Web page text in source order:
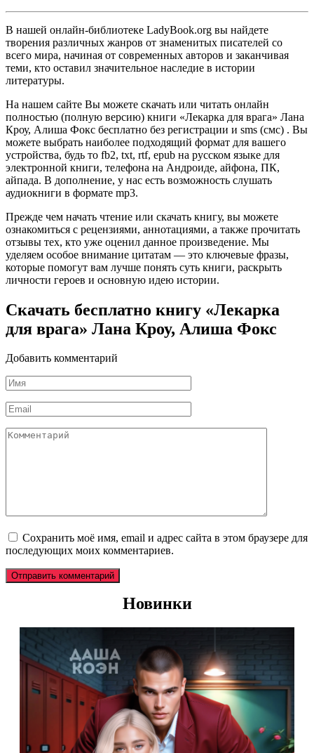
В нашей онлайн-библиотеке LadyBook.org вы найдете
творения различных жанров от знаменитых писателей со
всего мира, начиная от современных авторов и заканчивая
теми, кто оставил значительное наследие в истории
литературы.
На нашем сайте Вы можете скачать или читать онлайн
полностью (полную версию) книги «Лекарка для врага» Лана
Кроу, Алиша Фокс бесплатно без регистрации и sms (смс) . Вы
можете выбрать наиболее подходящий формат для вашего
устройства, будь то fb2, txt, rtf, epub на русском языке для
электронной книги, телефона на Андроиде, айфона, ПК,
айпада. В дополнение, у нас есть возможность слушать
аудиокниги в формате mp3.
Прежде чем начать чтение или скачать книгу, вы можете
ознакомиться с рецензиями, аннотациями, а также прочитать
отзывы тех, кто уже оценил данное произведение. Мы
уделяем особое внимание цитатам — это ключевые фразы,
которые помогут вам лучше понять суть книги, раскрыть
личности героев и основную идею истории.
Скачать бесплатно книгу «Лекарка
для врага» Лана Кроу, Алиша Фокс
Добавить комментарий
Имя
*
Email
*
Комментарий
Сохранить моё имя, email и адрес сайта в этом браузере для
последующих моих комментариев.
Новинки